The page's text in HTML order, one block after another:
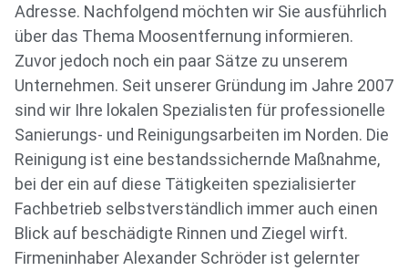
Adresse. Nachfolgend möchten wir Sie ausführlich
über das Thema Moosentfernung informieren.
Zuvor jedoch noch ein paar Sätze zu unserem
Unternehmen. Seit unserer Gründung im Jahre 2007
sind wir Ihre lokalen Spezialisten für professionelle
Sanierungs- und Reinigungsarbeiten im Norden. Die
Reinigung ist eine bestandssichernde Maßnahme,
bei der ein auf diese Tätigkeiten spezialisierter
Fachbetrieb selbstverständlich immer auch einen
Blick auf beschädigte Rinnen und Ziegel wirft.
Firmeninhaber Alexander Schröder ist gelernter